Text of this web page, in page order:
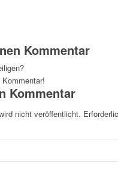
Kommentar
Kommentar
nicht veröffentlicht.